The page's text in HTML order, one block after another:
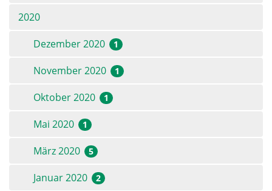
2020
Dezember 2020
1
November 2020 1
Oktober 2020 1
Mai 2020 1
März 2020 5
Januar 2020 2